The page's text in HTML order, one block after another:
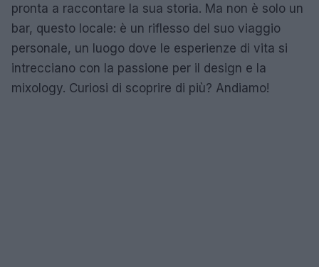
pronta a raccontare la sua storia. Ma non è solo un
bar, questo locale: è un riflesso del suo viaggio
personale, un luogo dove le esperienze di vita si
intrecciano con la passione per il design e la
mixology. Curiosi di scoprire di più? Andiamo!